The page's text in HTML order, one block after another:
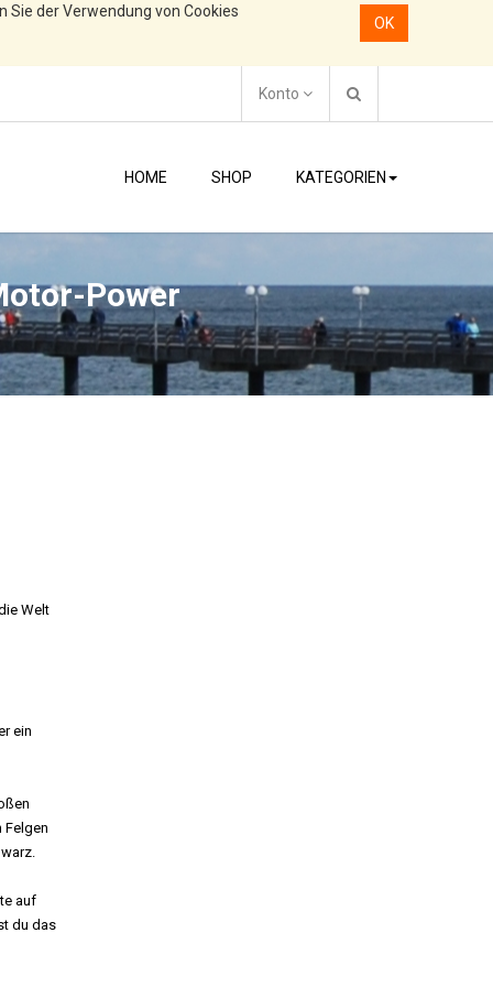
Sie der Verwendung von Cookies
OK
Konto
HOME SHOP KATEGORIEN
Power
Welt
ein
Felgen
auf
du das